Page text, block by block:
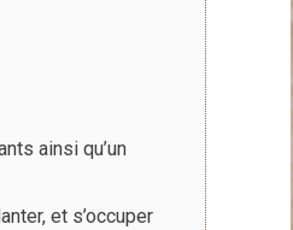
au
plus
ancien
ainsi qu’un
et s’occuper